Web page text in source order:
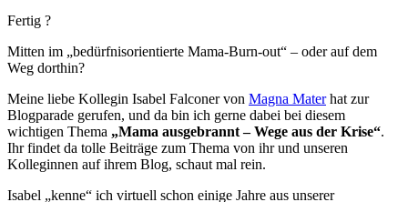
Fertig ?
Mitten im „bedürfnisorientierte Mama-Burn-out“ – oder auf dem
Weg dorthin?
Meine liebe Kollegin Isabel Falconer von Magna Materhat zur
Blogparade gerufen, und da bin ich gerne dabei bei diesem
wichtigen Thema „Mama ausgebrannt – Wege aus der Krise“.
Ihr findet da tolle Beiträge zum Thema von ihr und unseren
Kolleginnen auf ihrem Blog, schaut mal rein.
Isabel „kenne“ ich virtuell schon einige Jahre aus unserer